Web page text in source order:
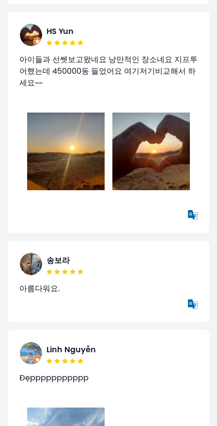
HS Yun
아이들과 선쎗보고왔네요 낭만적인 장소네요 지프투
어했는데 450000동 들었어요 여기저기비교해서 하
세요~~
송보라
아름다워요.
Linh Nguyễn
Đẹppppppppppp